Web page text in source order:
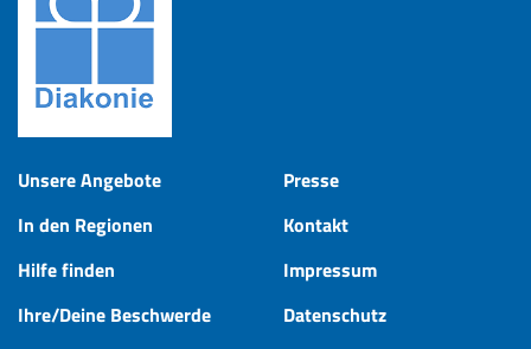
Unsere Angebote
In den Regionen
Hilfe finden
Ihre/Deine Beschwerde
Presse
Kontakt
Impressum
Datenschutz